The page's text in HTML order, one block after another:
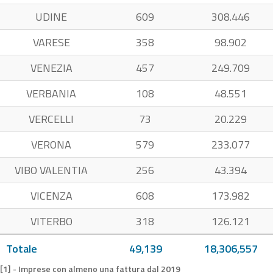
Totale 49,139 18,306,557
UDINE
609
308.446
VARESE
358
98.902
VENEZIA
457
249.709
VERBANIA
108
48.551
VERCELLI
73
20.229
VERONA
579
233.077
VIBO VALENTIA
256
43.394
VICENZA
608
173.982
VITERBO
318 126.121
[1] - Imprese con almeno una fattura dal 2019